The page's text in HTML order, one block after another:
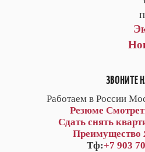
ЗВОНИТЕ
Работаем в России
Резюме
Сдать снять
Преимущество
Тф:+7 903